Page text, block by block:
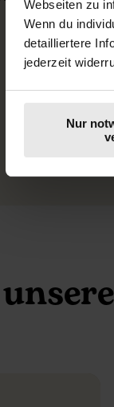
Webseiten zu
Wenn du
detailliertere
jederzeit
Nur